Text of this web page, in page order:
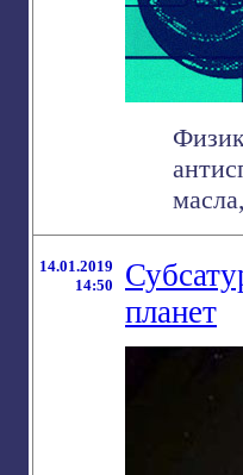
14.01.2019
14:50
планет